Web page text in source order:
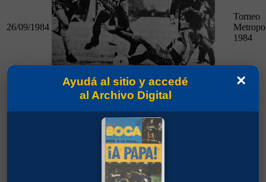
26/09/1984
26/09/1984
Ferro 1 - Boca 0
Torneo
1984
Boca 1 - Huracán 1
×
Ayudá al sitio y accedé
al Archivo Digital